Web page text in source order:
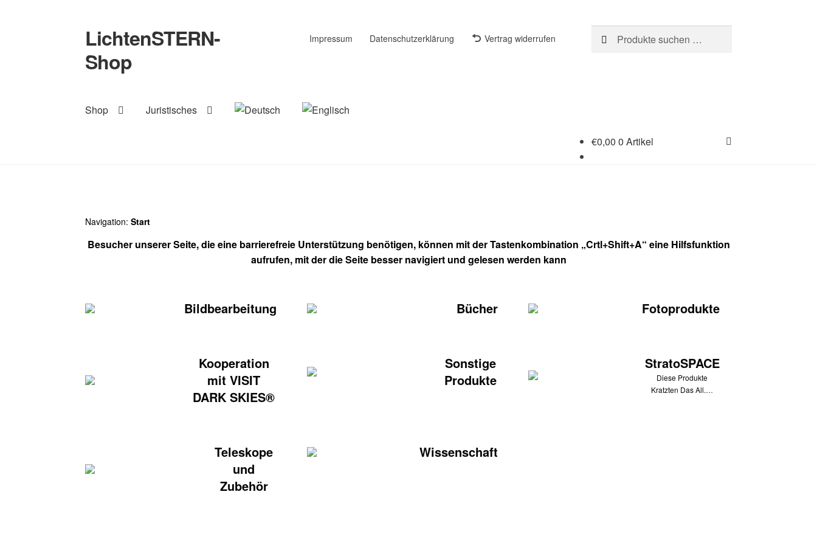
Zur
Navigation
springen
Zum
Inhalt
springen
LichtenSTERN-
Shop
Impressum Datenschutzerklärung Vertrag widerrufen
Suchen
nach:
Suchen
Shop Juristisches
€0,00 0 Artikel
Navigation:Start
Besucher unserer Seite, die eine barrierefreie Unterstützung benötigen, können mit der Tastenkombination „Crtl+Shift+A“ eine Hilfsfunktion
aufrufen, mit der die Seite besser navigiert und gelesen werden kann
Bildbearbeitung Bücher Fotoprodukte
Kooperation
mit VISIT
DARK SKIES®
Sonstige
Produkte
StratoSPACE
Diese Produkte
Kratzten Das All.…
Teleskope
und
Zubehör
Wissenschaft